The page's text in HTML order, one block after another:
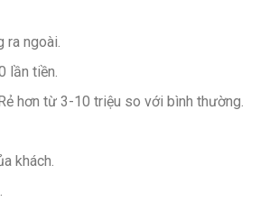
ra ngoài.
lần tiền.
hơn từ 3-10 triệu so với bình thường.
khách.